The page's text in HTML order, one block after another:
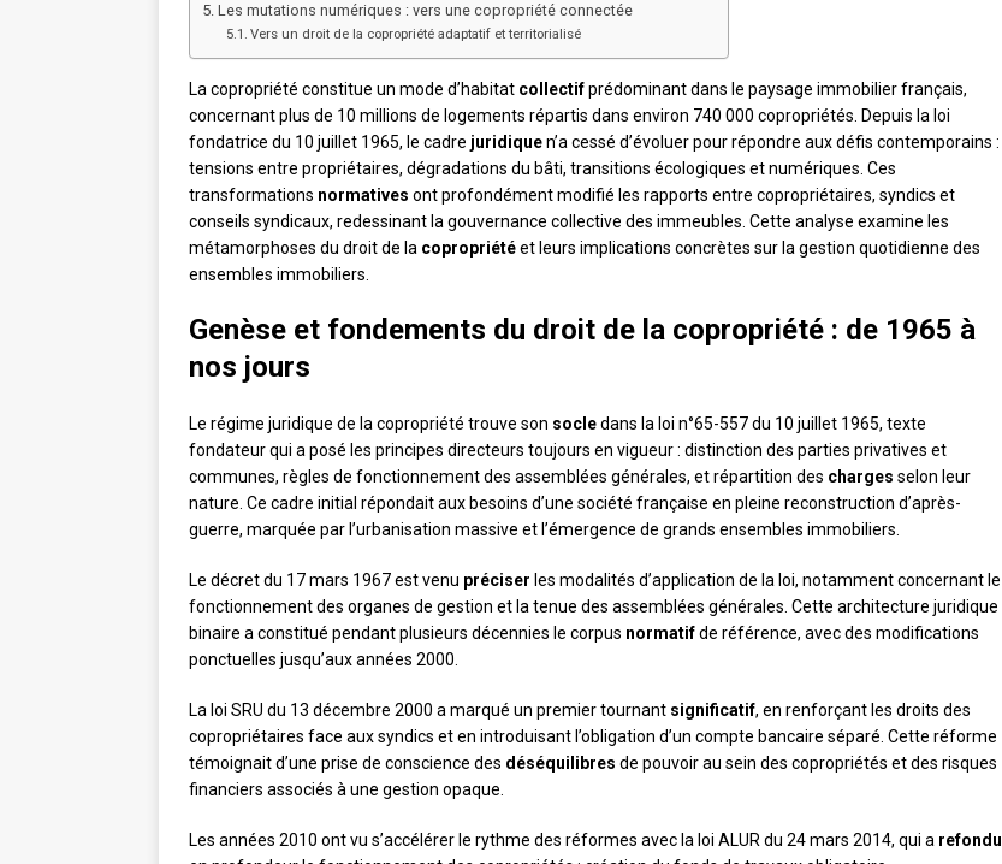
Les mutations numériques : vers une copropriété connectée
Vers un droit de la copropriété adaptatif et territorialisé
La copropriété constitue un mode d’habitat collectifprédominant dans le paysage immobilier français,
concernant plus de 10 millions de logements répartis dans environ 740 000 copropriétés. Depuis la loi
fondatrice du 10 juillet 1965, le cadre juridiquen’a cessé d’évoluer pour répondre aux défis contemporains :
tensions entre propriétaires, dégradations du bâti, transitions écologiques et numériques. Ces
transformations normatives ont profondément modifié les rapports entre copropriétaires, syndics et
conseils syndicaux, redessinant la gouvernance collective des immeubles. Cette analyse examine les
métamorphoses du droit de la copropriétéet leurs implications concrètes sur la gestion quotidienne des
ensembles immobiliers.
Genèse et fondements du droit de la copropriété : de 1965 à
nos jours
Le régime juridique de la copropriété trouve son socledans la loi n°65-557 du 10 juillet 1965, texte
fondateur qui a posé les principes directeurs toujours en vigueur : distinction des parties privatives et
communes, règles de fonctionnement des assemblées générales, et répartition des charges selon leur
nature. Ce cadre initial répondait aux besoins d’une société française en pleine reconstruction d’après-
guerre, marquée par l’urbanisation massive et l’émergence de grands ensembles immobiliers.
Le décret du 17 mars 1967 est venu préciser les modalités d’application de la loi, notamment concernant le
fonctionnement des organes de gestion et la tenue des assemblées générales. Cette architecture juridique
binaire a constitué pendant plusieurs décennies le corpus normatifde référence, avec des modifications
ponctuelles jusqu’aux années 2000.
La loi SRU du 13 décembre 2000 a marqué un premier tournant significatif, en renforçant les droits des
copropriétaires face aux syndics et en introduisant l’obligation d’un compte bancaire séparé. Cette réforme
témoignait d’une prise de conscience des déséquilibres de pouvoir au sein des copropriétés et des risques
financiers associés à une gestion opaque.
Les années 2010 ont vu s’accélérer le rythme des réformes avec la loi ALUR du 24 mars 2014, qui a refondu